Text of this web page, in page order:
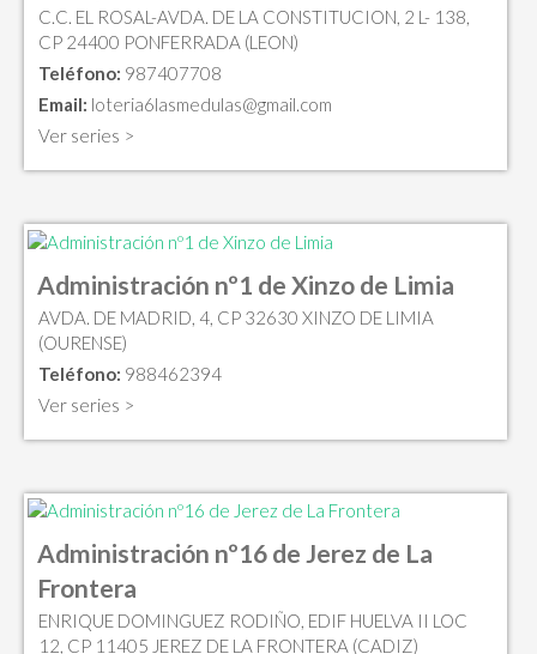
C.C. EL ROSAL-AVDA. DE LA CONSTITUCION, 2 L- 138,
CP 24400 PONFERRADA (LEON)
Teléfono: 987407708
Email: loteria6lasmedulas@gmail.com
Ver series >
Administración nº1 de Xinzo de Limia
AVDA. DE MADRID, 4, CP 32630 XINZO DE LIMIA
(OURENSE)
Teléfono: 988462394
Ver series >
Administración nº16 de Jerez de La
Frontera
ENRIQUE DOMINGUEZ RODIÑO, EDIF HUELVA II LOC
12, CP 11405 JEREZ DE LA FRONTERA (CADIZ)